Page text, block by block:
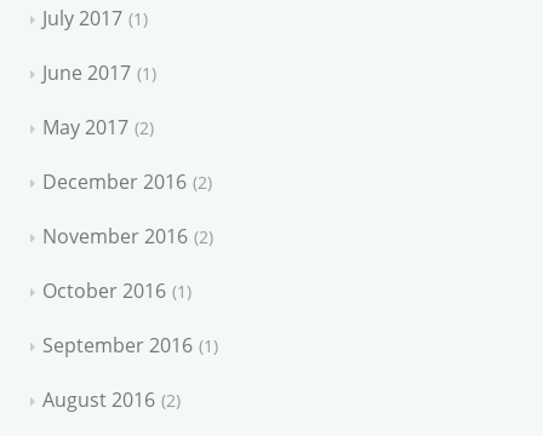
July 2017 1
June 2017 1
May 2017 2
December 2016 2
November 2016 2
October 2016 1
September 2016 1
August 2016 2